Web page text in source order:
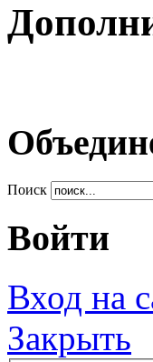
Поиск
Войти
Вход на
Закрыть